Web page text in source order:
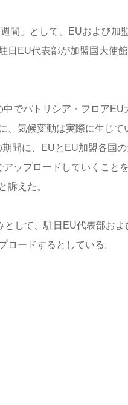
間」として、EUおよび加
EU代表部が加盟国大使館
でパトリシア・フロアEU
、気候変動は実際に生じて
間に、EUとEU加盟各国
ップロードしていくこと
訴えた。
して、駐日EU代表部およ
ードするとしている。